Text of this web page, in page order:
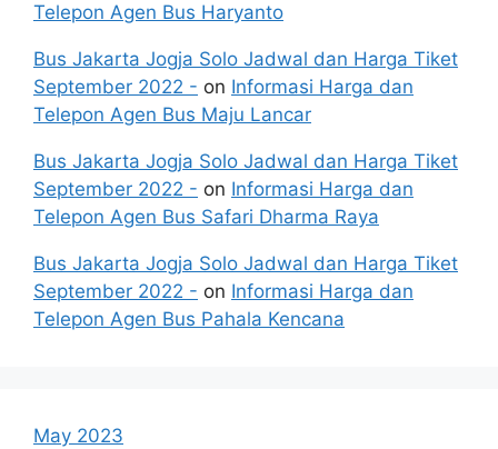
Telepon Agen Bus Haryanto
Bus Jakarta Jogja Solo Jadwal dan Harga Tiket
September 2022 - on Informasi Harga dan
Telepon Agen Bus Maju Lancar
Bus Jakarta Jogja Solo Jadwal dan Harga Tiket
September 2022 - on Informasi Harga dan
Telepon Agen Bus Safari Dharma Raya
Bus Jakarta Jogja Solo Jadwal dan Harga Tiket
September 2022 - on Informasi Harga dan
Telepon Agen Bus Pahala Kencana
May 2023